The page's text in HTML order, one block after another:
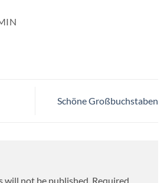
Schöne Großbuchstaben
will not be published. Required